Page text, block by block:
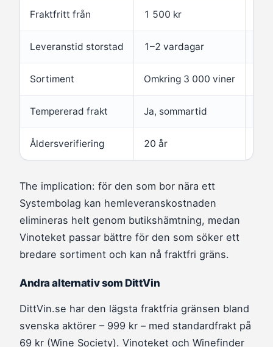
Fraktfritt från 1 500 kr
Leveranstid storstad 1–2 vardagar
Sortiment Omkring 3 000 viner
Tempererad frakt Ja, sommartid
Åldersverifiering 20 år
The implication: för den som bor nära ett
Systembolag kan hemleveranskostnaden
elimineras helt genom butikshämtning, medan
Vinoteket passar bättre för den som söker ett
bredare sortiment och kan nå fraktfri gräns.
Andra alternativ som DittVin
DittVin.se har den lägsta fraktfria gränsen bland
svenska aktörer – 999 kr – med standardfrakt på
69 kr (Wine Society). Vinoteket och Winefinder